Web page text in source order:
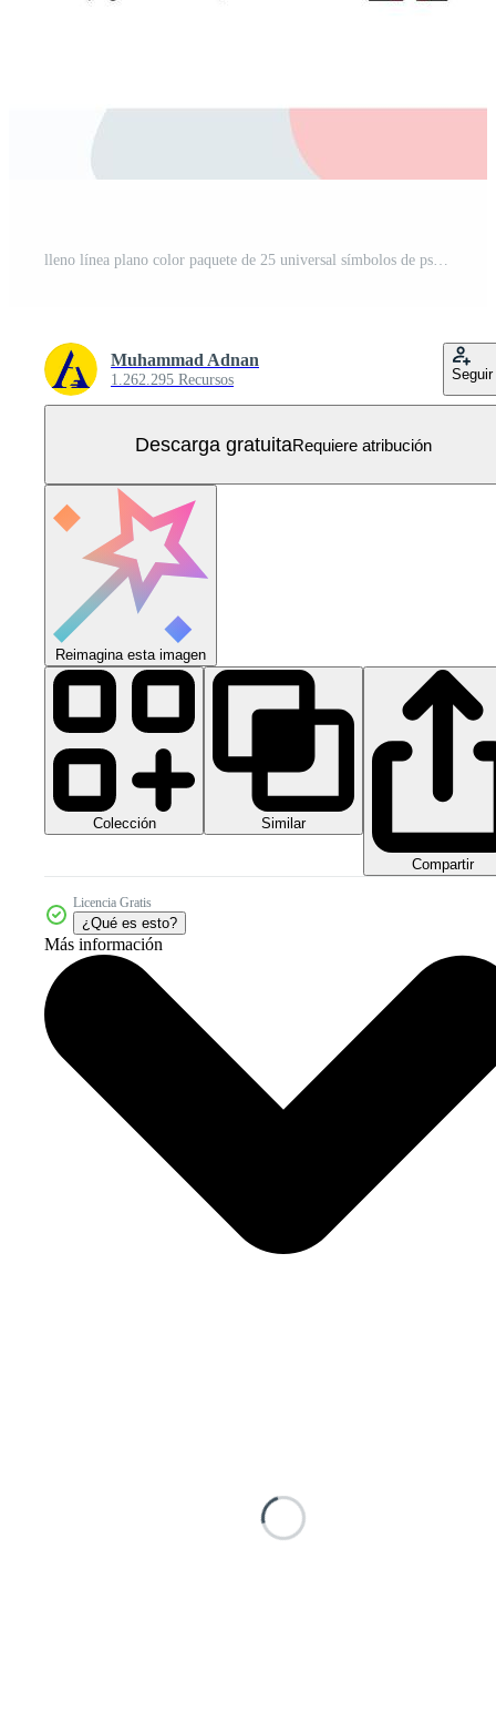
lleno línea plano color paquete de 25 universal símbolos de psicología hipnosis producto mano hospedaje editable vector diseño elementos Vector Gratis
Muhammad Adnan
1.262.295 Recursos Seguir
Descarga gratuitaRequiere atribución
Reimagina esta imagen
Colección Similar
Compartir
Licencia Gratis
¿Qué es esto?
Más información